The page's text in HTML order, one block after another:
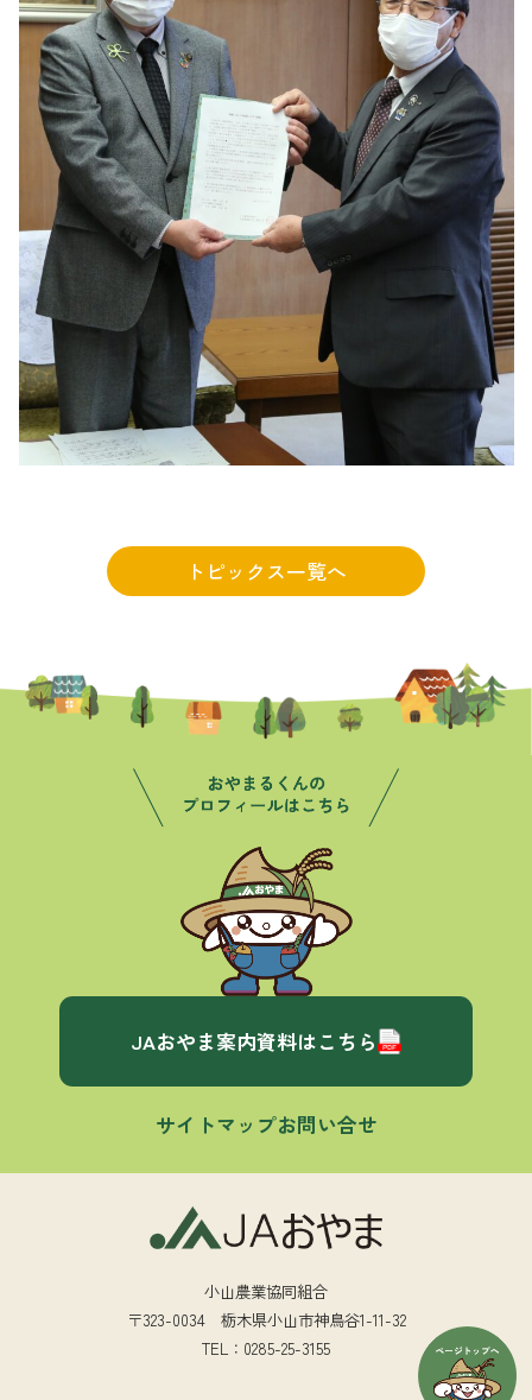
トピックス一覧へ
JAおやま案内資料はこちら
サイトマップお問い合せ
小山農業協同組合
〒323-0034 栃木県小山市神鳥谷1-11-32
TEL：0285-25-3155